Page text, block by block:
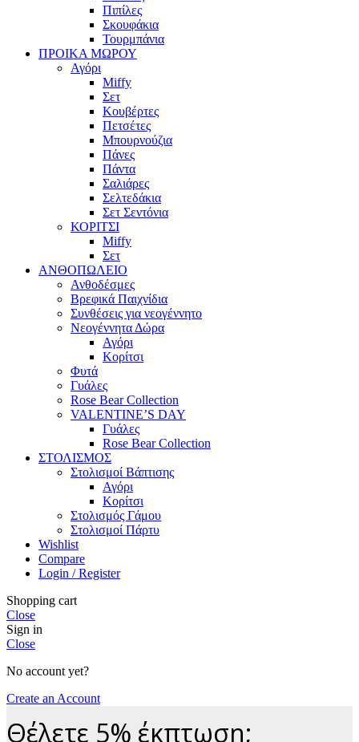
Πιπίλες
Σκουφάκια
Τουρμπάνια
ΠΡΟΙΚΑ ΜΩΡΟΥ
Αγόρι
Miffy
Σετ
Κουβέρτες
Πετσέτες
Μπουρνούζια
Πάνες
Πάντα
Σαλιάρες
Σελτεδάκια
Σετ Σεντόνια
ΚΟΡΙΤΣΙ
Miffy
Σετ
ΑΝΘΟΠΩΛΕΙΟ
Ανθοδέσμες
Βρεφικά Παιχνίδια
Συνθέσεις για νεογέννητο
Νεογέννητα Δώρα
Αγόρι
Κορίτσι
Φυτά
Γυάλες
Rose Bear Collection
VALENTINE’S DAY
Γυάλες
Rose Bear Collection
ΣΤΟΛΙΣΜΟΣ
Στολισμοί Βάπτισης
Αγόρι
Κορίτσι
Στολισμός Γάμου
Στολισμοί Πάρτυ
Wishlist
Compare
Login / Register
Shopping cart
Close
Sign in
Close
No account yet?
Create an Account
Θέλετε 5% έκπτωση;